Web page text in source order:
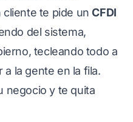
cliente te pide unCFDI
del sistema,
tecleando todo a
la gente en la fila.
negocio y te quita